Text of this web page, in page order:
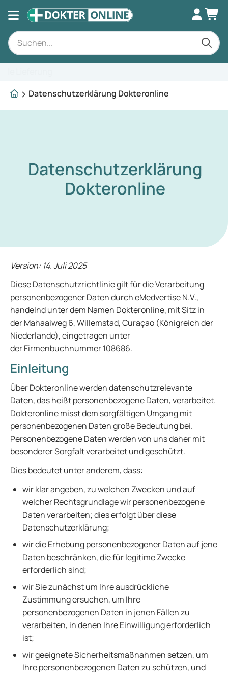
Datenschutzerklärung Dokteronline
Datenschutzerklärung
Dokteronline
Version: 14. Juli 2025
Diese Datenschutzrichtlinie gilt für die Verarbeitung
personenbezogener Daten durch eMedvertise N.V.,
handelnd unter dem Namen Dokteronline, mit Sitz in
der Mahaaiweg 6, Willemstad, Curaçao (Königreich der
Niederlande), eingetragen unter
der Firmenbuchnummer 108686.
Einleitung
Über Dokteronline werden datenschutzrelevante
Daten, das heißt personenbezogene Daten, verarbeitet.
Dokteronline misst dem sorgfältigen Umgang mit
personenbezogenen Daten große Bedeutung bei.
Personenbezogene Daten werden von uns daher mit
besonderer Sorgfalt verarbeitet und geschützt.
Dies bedeutet unter anderem, dass:
wir klar angeben, zu welchen Zwecken und auf
welcher Rechtsgrundlage wir personenbezogene
Daten verarbeiten; dies erfolgt über diese
Datenschutzerklärung;
wir die Erhebung personenbezogener Daten auf jene
Daten beschränken, die für legitime Zwecke
erforderlich sind;
wir Sie zunächst um Ihre ausdrückliche
Zustimmung ersuchen, um Ihre
personenbezogenen Daten in jenen Fällen zu
verarbeiten, in denen Ihre Einwilligung erforderlich
ist;
wir geeignete Sicherheitsmaßnahmen setzen, um
Ihre personenbezogenen Daten zu schützen, und